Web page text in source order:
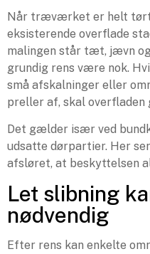
Når træværket er helt tørt,
eksisterende overflade
malingen står tæt, jævn
grundig rens være nok.
små afskalninger eller
preller af, skal overfladen
Det gælder især ved
udsatte dørpartier. Her
afsløret, at beskyttelsen
Let slibning
nødvendig
Efter rens kan enkelte